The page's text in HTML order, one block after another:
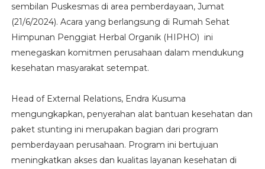
sembilan Puskesmas di area pemberdayaan, Jumat
(21/6/2024). Acara yang berlangsung di Rumah Sehat
Himpunan Penggiat Herbal Organik (HIPHO) ini
menegaskan komitmen perusahaan dalam mendukung
kesehatan masyarakat setempat.
Head of External Relations, Endra Kusuma
mengungkapkan, penyerahan alat bantuan kesehatan dan
paket stunting ini merupakan bagian dari program
pemberdayaan perusahaan. Program ini bertujuan
meningkatkan akses dan kualitas layanan kesehatan di